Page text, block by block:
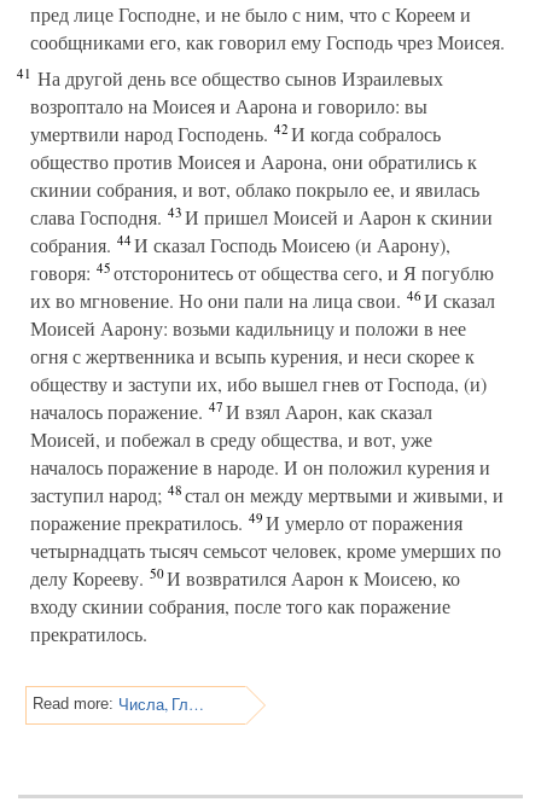
пред лице Господне, и не было с ним, что с Кореем и
сообщниками его, как говорил ему Господь чрез Моисея.
41 На другой день все общество сынов Израилевых
возроптало на Моисея и Аарона и говорило: вы
умертвили народ Господень. 42И когда собралось
общество против Моисея и Аарона, они обратились к
скинии собрания, и вот, облако покрыло ее, и явилась
слава Господня. 43И пришел Моисей и Аарон к скинии
собрания. 44И сказал Господь Моисею (и Аарону),
говоря: 45отсторонитесь от общества сего, и Я погублю
их во мгновение. Но они пали на лица свои. 46И сказал
Моисей Аарону: возьми кадильницу и положи в нее
огня с жертвенника и всыпь курения, и неси скорее к
обществу и заступи их, ибо вышел гнев от Господа, (и)
началось поражение. 47И взял Аарон, как сказал
Моисей, и побежал в среду общества, и вот, уже
началось поражение в народе. И он положил курения и
заступил народ; 48стал он между мертвыми и живыми, и
поражение прекратилось. 49И умерло от поражения
четырнадцать тысяч семьсот человек, кроме умерших по
делу Корееву. 50И возвратился Аарон к Моисею, ко
входу скинии собрания, после того как поражение
прекратилось.
Read more: Числа, Глава 17